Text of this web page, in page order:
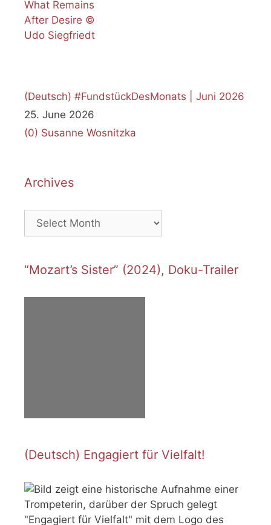
(Deutsch) #FundstückDesMonats | Juni 2026
25. June 2026
(0) Susanne Wosnitzka
Archives
Archives
“Mozart’s Sister” (2024), Doku-Trailer
(Deutsch) Engagiert für Vielfalt!